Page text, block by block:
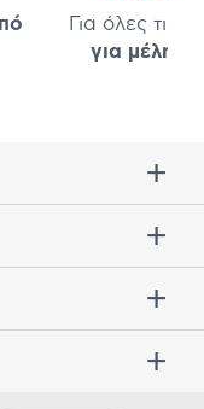
Για όλες τις
για μέλη